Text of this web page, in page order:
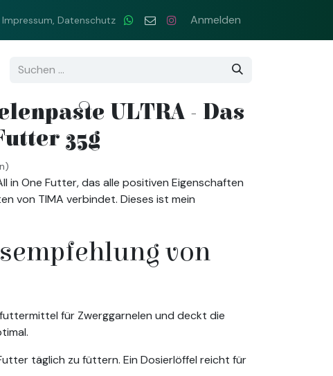
Downloads & Links Hilfe Wasserpanscher Tool
Impressum, Datenschutz Anmelden
ULTRA - Das
35g
in One Futter, das alle positiven Eigenschaften
von TIMA verbindet. Dieses ist mein
von
für Zwerggarnelen und deckt die
täglich zu füttern. Ein Dosierlöffel reicht für